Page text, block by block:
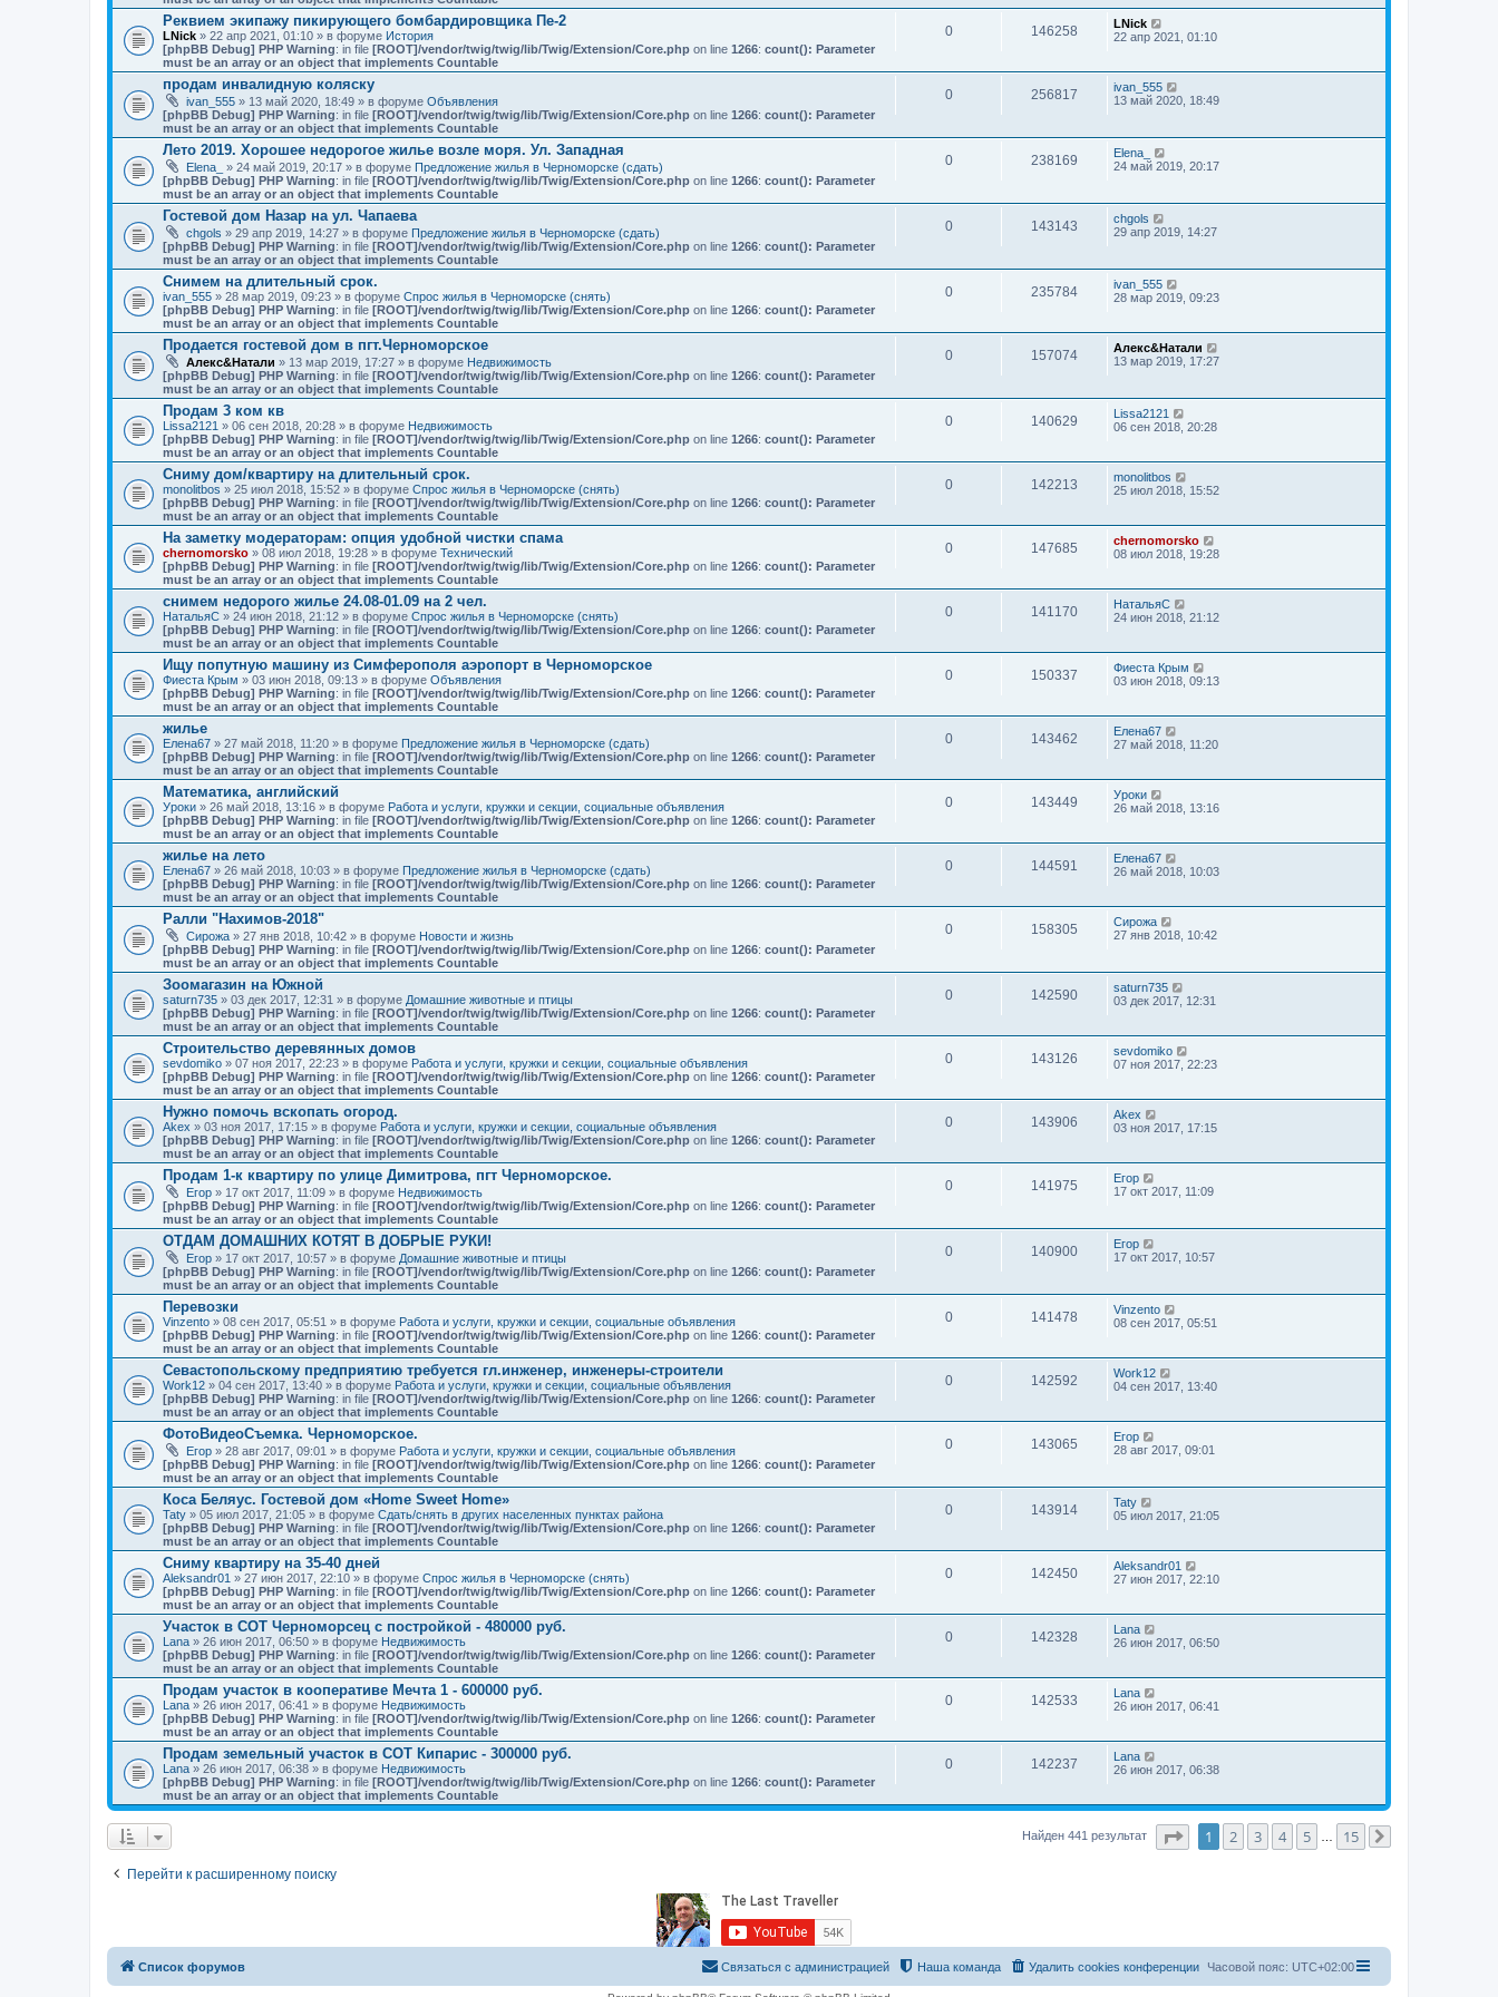
Реквием экипажу пикирующего бомбардировщика Пе-2
LNick » 22 апр 2021, 01:10 » в форуме История
[phpBB Debug] PHP Warning: in file [ROOT]/vendor/twig/twig/lib/Twig/Extension/Core.php on line 1266: count(): Parameter
must be an array or an object that implements Countable
0 146258
LNick
22 апр 2021, 01:10
продам инвалидную коляску
ivan_555 » 13 май 2020, 18:49 » в форуме Объявления
[phpBB Debug] PHP Warning: in file [ROOT]/vendor/twig/twig/lib/Twig/Extension/Core.php on line 1266: count(): Parameter
must be an array or an object that implements Countable
0 256817
ivan_555
13 май 2020, 18:49
Лето 2019. Хорошее недорогое жилье возле моря. Ул. Западная
Elena_ » 24 май 2019, 20:17 » в форуме Предложение жилья в Черноморске (сдать)
[phpBB Debug] PHP Warning: in file [ROOT]/vendor/twig/twig/lib/Twig/Extension/Core.php on line 1266: count(): Parameter
must be an array or an object that implements Countable
0 238169
Elena_
24 май 2019, 20:17
Гостевой дом Назар на ул. Чапаева
chgols » 29 апр 2019, 14:27 » в форуме Предложение жилья в Черноморске (сдать)
[phpBB Debug] PHP Warning: in file [ROOT]/vendor/twig/twig/lib/Twig/Extension/Core.php on line 1266: count(): Parameter
must be an array or an object that implements Countable
0 143143
chgols
29 апр 2019, 14:27
Снимем на длительный срок.
ivan_555 » 28 мар 2019, 09:23 » в форуме Спрос жилья в Черноморске (снять)
[phpBB Debug] PHP Warning: in file [ROOT]/vendor/twig/twig/lib/Twig/Extension/Core.php on line 1266: count(): Parameter
must be an array or an object that implements Countable
0 235784
ivan_555
28 мар 2019, 09:23
Продается гостевой дом в пгт.Черноморское
Алекс&Натали » 13 мар 2019, 17:27 » в форуме Недвижимость
[phpBB Debug] PHP Warning: in file [ROOT]/vendor/twig/twig/lib/Twig/Extension/Core.php on line 1266: count(): Parameter
must be an array or an object that implements Countable
0 157074
Алекс&Натали
13 мар 2019, 17:27
Продам 3 ком кв
Lissa2121 » 06 сен 2018, 20:28 » в форуме Недвижимость
[phpBB Debug] PHP Warning: in file [ROOT]/vendor/twig/twig/lib/Twig/Extension/Core.php on line 1266: count(): Parameter
must be an array or an object that implements Countable
0 140629
Lissa2121
06 сен 2018, 20:28
Сниму дом/квартиру на длительный срок.
monolitbos » 25 июл 2018, 15:52 » в форуме Спрос жилья в Черноморске (снять)
[phpBB Debug] PHP Warning: in file [ROOT]/vendor/twig/twig/lib/Twig/Extension/Core.php on line 1266: count(): Parameter
must be an array or an object that implements Countable
0 142213
monolitbos
25 июл 2018, 15:52
На заметку модераторам: опция удобной чистки спама
chernomorsko » 08 июл 2018, 19:28 » в форуме Технический
[phpBB Debug] PHP Warning: in file [ROOT]/vendor/twig/twig/lib/Twig/Extension/Core.php on line 1266: count(): Parameter
must be an array or an object that implements Countable
0 147685
chernomorsko
08 июл 2018, 19:28
снимем недорого жилье 24.08-01.09 на 2 чел.
НатальяС » 24 июн 2018, 21:12 » в форуме Спрос жилья в Черноморске (снять)
[phpBB Debug] PHP Warning: in file [ROOT]/vendor/twig/twig/lib/Twig/Extension/Core.php on line 1266: count(): Parameter
must be an array or an object that implements Countable
0 141170
НатальяС
24 июн 2018, 21:12
Ищу попутную машину из Симферополя аэропорт в Черноморское
Фиеста Крым » 03 июн 2018, 09:13 » в форуме Объявления
[phpBB Debug] PHP Warning: in file [ROOT]/vendor/twig/twig/lib/Twig/Extension/Core.php on line 1266: count(): Parameter
must be an array or an object that implements Countable
0 150337
Фиеста Крым
03 июн 2018, 09:13
жилье
Елена67 » 27 май 2018, 11:20 » в форуме Предложение жилья в Черноморске (сдать)
[phpBB Debug] PHP Warning: in file [ROOT]/vendor/twig/twig/lib/Twig/Extension/Core.php on line 1266: count(): Parameter
must be an array or an object that implements Countable
0 143462
Елена67
27 май 2018, 11:20
Математика, английский
Уроки » 26 май 2018, 13:16 » в форуме Работа и услуги, кружки и секции, социальные объявления
[phpBB Debug] PHP Warning: in file [ROOT]/vendor/twig/twig/lib/Twig/Extension/Core.php on line 1266: count(): Parameter
must be an array or an object that implements Countable
0 143449
Уроки
26 май 2018, 13:16
жилье на лето
Елена67 » 26 май 2018, 10:03 » в форуме Предложение жилья в Черноморске (сдать)
[phpBB Debug] PHP Warning: in file [ROOT]/vendor/twig/twig/lib/Twig/Extension/Core.php on line 1266: count(): Parameter
must be an array or an object that implements Countable
0 144591
Елена67
26 май 2018, 10:03
Ралли "Нахимов-2018"
Сирожа » 27 янв 2018, 10:42 » в форуме Новости и жизнь
[phpBB Debug] PHP Warning: in file [ROOT]/vendor/twig/twig/lib/Twig/Extension/Core.php on line 1266: count(): Parameter
must be an array or an object that implements Countable
0 158305
Сирожа
27 янв 2018, 10:42
Зоомагазин на Южной
saturn735 » 03 дек 2017, 12:31 » в форуме Домашние животные и птицы
[phpBB Debug] PHP Warning: in file [ROOT]/vendor/twig/twig/lib/Twig/Extension/Core.php on line 1266: count(): Parameter
must be an array or an object that implements Countable
0 142590
saturn735
03 дек 2017, 12:31
Строительство деревянных домов
sevdomiko » 07 ноя 2017, 22:23 » в форуме Работа и услуги, кружки и секции, социальные объявления
[phpBB Debug] PHP Warning: in file [ROOT]/vendor/twig/twig/lib/Twig/Extension/Core.php on line 1266: count(): Parameter
must be an array or an object that implements Countable
0 143126
sevdomiko
07 ноя 2017, 22:23
Нужно помочь вскопать огород.
Akex » 03 ноя 2017, 17:15 » в форуме Работа и услуги, кружки и секции, социальные объявления
[phpBB Debug] PHP Warning: in file [ROOT]/vendor/twig/twig/lib/Twig/Extension/Core.php on line 1266: count(): Parameter
must be an array or an object that implements Countable
0 143906
Akex
03 ноя 2017, 17:15
Продам 1-к квартиру по улице Димитрова, пгт Черноморское.
Егор » 17 окт 2017, 11:09 » в форуме Недвижимость
[phpBB Debug] PHP Warning: in file [ROOT]/vendor/twig/twig/lib/Twig/Extension/Core.php on line 1266: count(): Parameter
must be an array or an object that implements Countable
0 141975
Егор
17 окт 2017, 11:09
ОТДАМ ДОМАШНИХ КОТЯТ В ДОБРЫЕ РУКИ!
Егор » 17 окт 2017, 10:57 » в форуме Домашние животные и птицы
[phpBB Debug] PHP Warning: in file [ROOT]/vendor/twig/twig/lib/Twig/Extension/Core.php on line 1266: count(): Parameter
must be an array or an object that implements Countable
0 140900
Егор
17 окт 2017, 10:57
Перевозки
Vinzento » 08 сен 2017, 05:51 » в форуме Работа и услуги, кружки и секции, социальные объявления
[phpBB Debug] PHP Warning: in file [ROOT]/vendor/twig/twig/lib/Twig/Extension/Core.php on line 1266: count(): Parameter
must be an array or an object that implements Countable
0 141478
Vinzento
08 сен 2017, 05:51
Севастопольскому предприятию требуется гл.инженер, инженеры-строители
Work12 » 04 сен 2017, 13:40 » в форуме Работа и услуги, кружки и секции, социальные объявления
[phpBB Debug] PHP Warning: in file [ROOT]/vendor/twig/twig/lib/Twig/Extension/Core.php on line 1266: count(): Parameter
must be an array or an object that implements Countable
0 142592
Work12
04 сен 2017, 13:40
ФотоВидеоСъемка. Черноморское.
Егор » 28 авг 2017, 09:01 » в форуме Работа и услуги, кружки и секции, социальные объявления
[phpBB Debug] PHP Warning: in file [ROOT]/vendor/twig/twig/lib/Twig/Extension/Core.php on line 1266: count(): Parameter
must be an array or an object that implements Countable
0 143065
Егор
28 авг 2017, 09:01
Коса Беляус. Гостевой дом «Home Sweet Home»
Taty » 05 июл 2017, 21:05 » в форуме Сдать/снять в других населенных пунктах района
[phpBB Debug] PHP Warning: in file [ROOT]/vendor/twig/twig/lib/Twig/Extension/Core.php on line 1266: count(): Parameter
must be an array or an object that implements Countable
0 143914
Taty
05 июл 2017, 21:05
Сниму квартиру на 35-40 дней
Aleksandr01 » 27 июн 2017, 22:10 » в форуме Спрос жилья в Черноморске (снять)
[phpBB Debug] PHP Warning: in file [ROOT]/vendor/twig/twig/lib/Twig/Extension/Core.php on line 1266: count(): Parameter
must be an array or an object that implements Countable
0 142450
Aleksandr01
27 июн 2017, 22:10
Участок в СОТ Черноморсец с постройкой - 480000 руб.
Lana » 26 июн 2017, 06:50 » в форуме Недвижимость
[phpBB Debug] PHP Warning: in file [ROOT]/vendor/twig/twig/lib/Twig/Extension/Core.php on line 1266: count(): Parameter
must be an array or an object that implements Countable
0 142328
Lana
26 июн 2017, 06:50
Продам участок в кооперативе Мечта 1 - 600000 руб.
Lana » 26 июн 2017, 06:41 » в форуме Недвижимость
[phpBB Debug] PHP Warning: in file [ROOT]/vendor/twig/twig/lib/Twig/Extension/Core.php on line 1266: count(): Parameter
must be an array or an object that implements Countable
0 142533
Lana
26 июн 2017, 06:41
Продам земельный участок в СОТ Кипарис - 300000 руб.
Lana » 26 июн 2017, 06:38 » в форуме Недвижимость
[phpBB Debug] PHP Warning: in file [ROOT]/vendor/twig/twig/lib/Twig/Extension/Core.php on line 1266: count(): Parameter
must be an array or an object that implements Countable
0 142237
Lana
26 июн 2017, 06:38
Найден 441 результат Страница 1 из15
1 2 3 4 5 15
Перейти к расширенному поиску
Список форумов Часовой пояс: UTC+02:00
Удалить cookies конференции
Наша команда
Связаться с администрацией